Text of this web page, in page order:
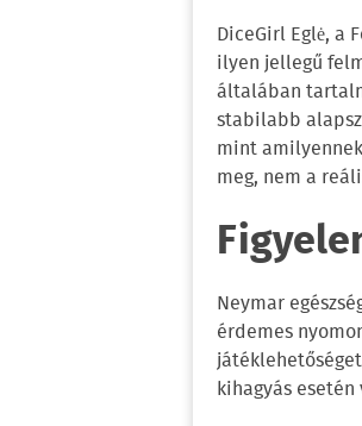
DiceGirl Eglė, a
ilyen jellegű
általában
stabilabb
mint
meg, nem a
Neymar
érdemes
kihagyás